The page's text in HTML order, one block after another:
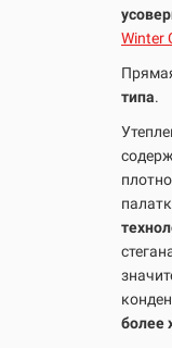
Winter
типа.
более